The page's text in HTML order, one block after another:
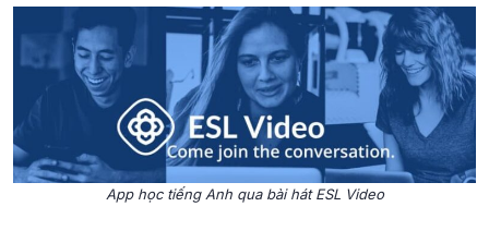
App học tiếng Anh qua bài hát ESL Video